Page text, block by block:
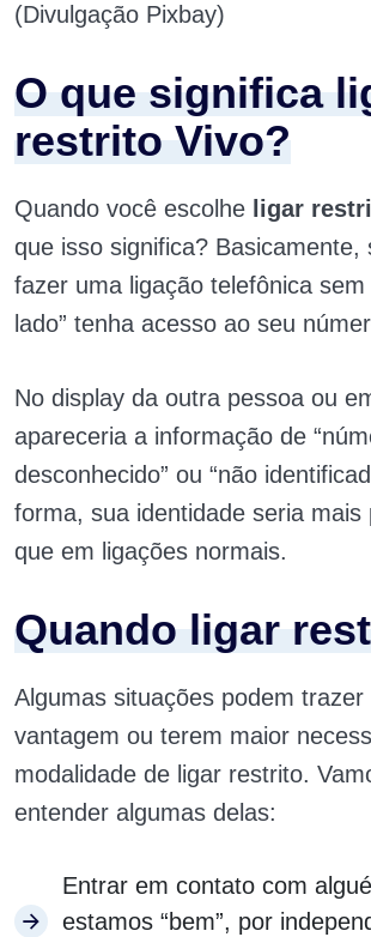
(Divulgação Pixbay)
O que significa
restrito Vivo?
Quando você escolhe ligar
que isso significa? Basicamente,
fazer uma ligação telefônica sem
lado” tenha acesso ao seu
No display da outra pessoa ou
apareceria a informação de
desconhecido” ou “não
forma, sua identidade seria mais
que em ligações normais.
Quando ligar
Algumas situações podem trazer
vantagem ou terem maior
modalidade de ligar restrito.
entender algumas delas:
Entrar em contato com
estamos “bem”, por